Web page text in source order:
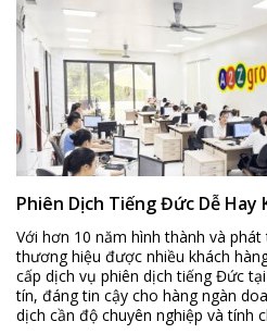
Phiên Dịch Tiếng Đức Dễ Hay
Với hơn 10 năm hình thành và
thương hiệu được nhiều khách
cấp dịch vụ phiên dịch tiếng Đức
tín, đáng tin cậy cho hàng ngàn
dịch cần độ chuyên nghiệp và tính